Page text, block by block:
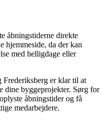
åbningstiderne direkte
hjemmeside, da der kan
med helligdage eller
Frederiksberg er klar til at
dine byggeprojekter. Sørg for
åbningstider og få
medarbejdere.